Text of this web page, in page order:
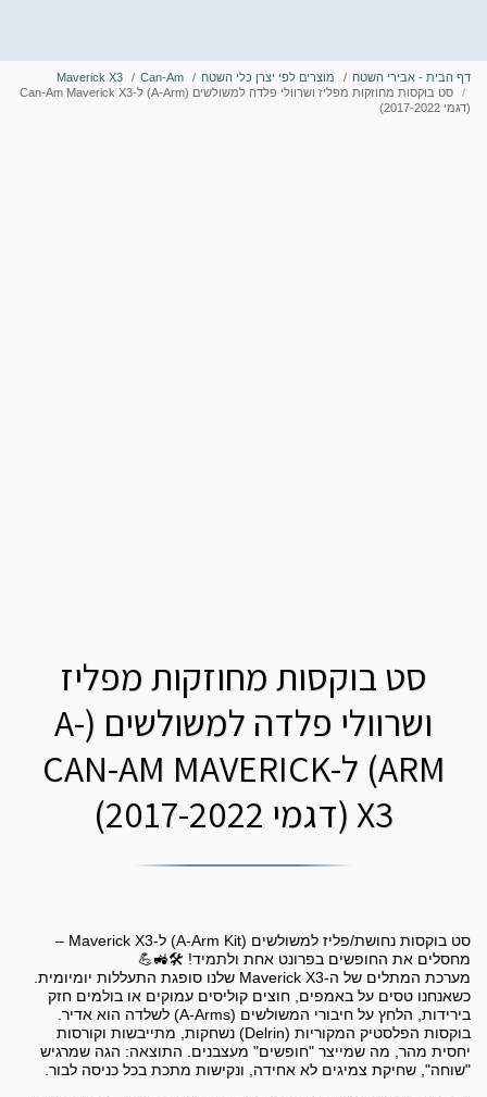
דף הבית - אבירי השטח מוצרים לפי יצרן כלי השטח Can-Am
Maverick X3
סט בוקסות מחוזקות מפליז ושרוולי פלדה למשולשים (A-Arm) ל-Can-Am Maverick X3
(דגמי 2017-2022)
סט בוקסות מחוזקות מפליז
ושרוולי פלדה למשולשים (A-
ARM) ל-CAN-AM MAVERICK
X3 (דגמי 2017-2022)
סט בוקסות נחושת/פליז למשולשים (A-Arm Kit) ל-Maverick X3 –
מערכת המתלים של ה-Maverick X3 שלנו סופגת התעללות יומיומית.
כשאנחנו טסים על באמפים, חוצים קוליסים עמוקים או בולמים חזק
בירידות, הלחץ על חיבורי המשולשים (A-Arms) לשלדה הוא אדיר.
בוקסות הפלסטיק המקוריות (Delrin) נשחקות, מתייבשות וקורסות
יחסית מהר, מה שמייצר "חופשים" מעצבנים. התוצאה: הגה שמרגיש